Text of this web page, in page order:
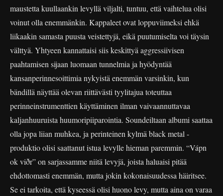
maustetta kuullaankin levyllä viljalti, tuntuu, että vaihtelua olisi
voinut olla enemmänkin. Kappaleet ovat loppuviimeksi ehkä
liikaakin samasta puusta veistettyjä, eikä puutumiselta voi täysin
välttyä. Yhtyeen kannattaisi siis keskittyä aggressiivisen
paahtamisen sijaan luomaan tunnelmia ja hyödyntää
kansanperinnesoittimia nykyistä enemmän varsinkin, kun
bändillä näyttää olevan riittävästi tyylitajua toteuttaa
perinneinstrumenttien käyttäminen ilman vaivaannuttavaa
kaljanhuuruista huumoripiiparointia. Soundeiltaan albumi saattaa
olla jopa liian muhkea, ja perinteinen kylmä black metal -
produktio olisi saattanut istua levylle hieman paremmin. “Vápn
ok viðr” on sarjassamme niitä levyjä, joista haluaisi pitää
ehdottomasti enemmän, mutta jokin kokonaisuudessa häiritsee.
Se ei tarkoita, että kyseessä olisi huono levy, mutta aina on varaa